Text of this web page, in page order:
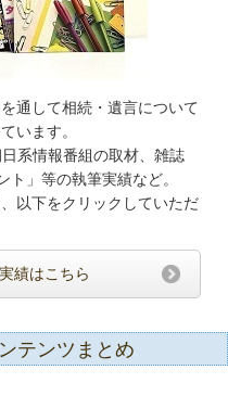
通して相続・遺言について
います。
系情報番組の取材、雑誌
ト」等の執筆実績など。
以下をクリックしていただ
績はこちら
テンツまとめ